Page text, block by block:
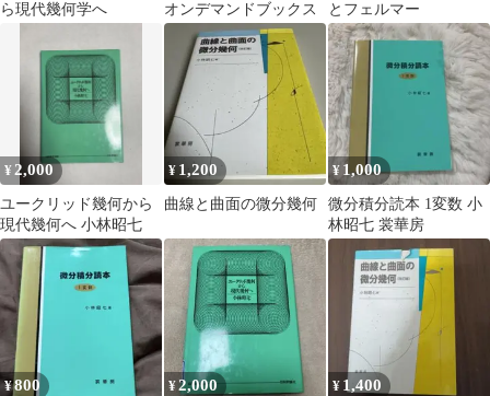
ら現代幾何学へ
オンデマンドブックス
とフェルマー
¥ 2,000
ユークリッド幾何から
現代幾何へ 小林昭七
¥ 1,200
曲線と曲面の微分幾何
¥ 1,000
微分積分読本 1変数 小
林昭七 裳華房
¥800 ¥2,000 ¥ 1,400